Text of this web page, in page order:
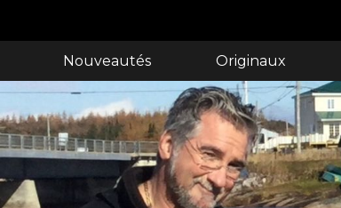
Nouveautés Originaux